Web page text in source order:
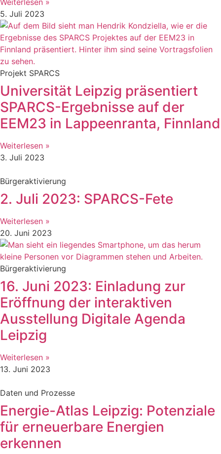
5. Juli 2023
Projekt SPARCS
Universität Leipzig präsentiert
SPARCS-Ergebnisse auf der
EEM23 in Lappeenranta, Finnland
Weiterlesen »
3. Juli 2023
Bürgeraktivierung
2. Juli 2023: SPARCS-Fete
Weiterlesen »
20. Juni 2023
Bürgeraktivierung
16. Juni 2023: Einladung zur
Eröffnung der interaktiven
Ausstellung Digitale Agenda
Leipzig
Weiterlesen »
13. Juni 2023
Daten und Prozesse
Energie-Atlas Leipzig: Potenziale
für erneuerbare Energien
erkennen